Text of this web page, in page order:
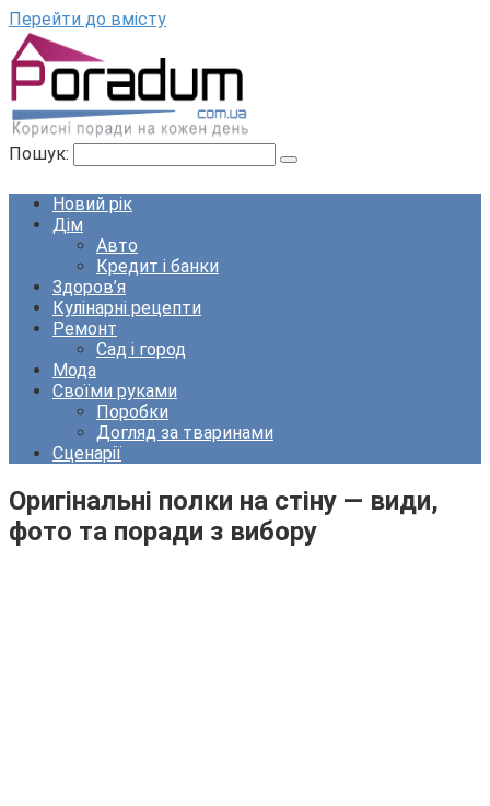
Перейти до вмісту
Пошук:
Новий рік
Дім
Авто
Кредит і банки
Здоров’я
Кулінарні рецепти
Ремонт
Сад і город
Мода
Своїми руками
Поробки
Догляд за тваринами
Сценарії
Оригінальні полки на стіну — види,
фото та поради з вибору